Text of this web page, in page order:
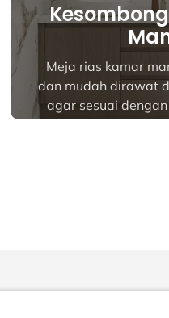
Lemari dapur
dirancang
penggunaan
sempurna